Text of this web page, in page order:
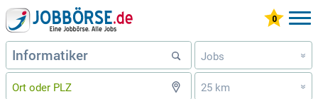
Jobs »
25 km »